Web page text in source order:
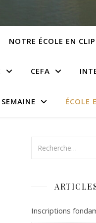
NOTRE ÉCOLE EN
CEFA
ÉCOLE
Inscriptions